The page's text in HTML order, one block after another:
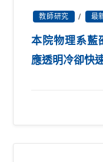
教師研究 / 最
本院物理系藍
應透明冷卻快